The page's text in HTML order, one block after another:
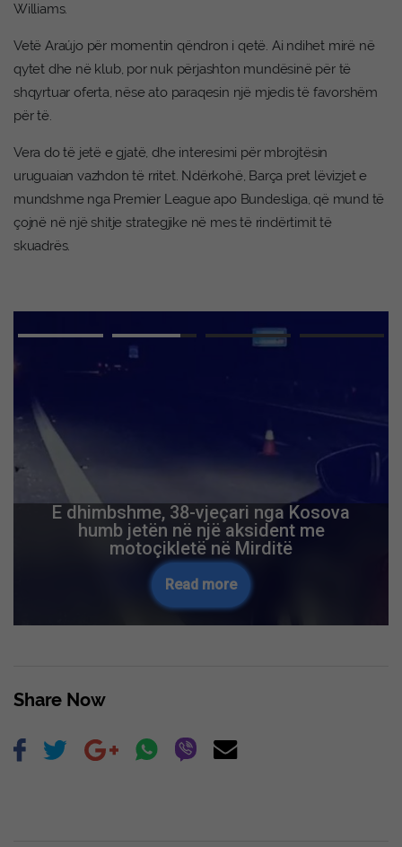
Williams.
Vetë Araújo për momentin qëndron i qetë. Ai ndihet mirë në
qytet dhe në klub, por nuk përjashton mundësinë për të
shqyrtuar oferta, nëse ato paraqesin një mjedis të favorshëm
për të.
Vera do të jetë e gjatë, dhe interesimi për mbrojtësin
uruguaian vazhdon të rritet. Ndërkohë, Barça pret lëvizjet e
mundshme nga Premier League apo Bundesliga, që mund të
çojnë në një shitje strategjike në mes të rindërtimit të
skuadrës.
E dhimbshme, 38-vjeçari nga Kosova
humb jetën në një aksident me
motoçikletë në Mirditë
Read more
Share Now